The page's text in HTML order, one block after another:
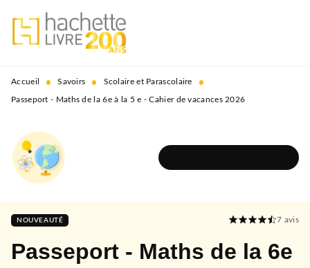
MENU RECHERCHE
PIED DE PAGE
Accueil • Savoirs • Scolaire et Parascolaire •
Passeport - Maths de la 6e à la 5 e - Cahier de vacances 2026
NOUVEAUTÉ 7 avis
Passeport - Maths de la 6e